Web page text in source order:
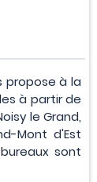
propose à la
à partir de
le Grand,
Mont d'Est
sont